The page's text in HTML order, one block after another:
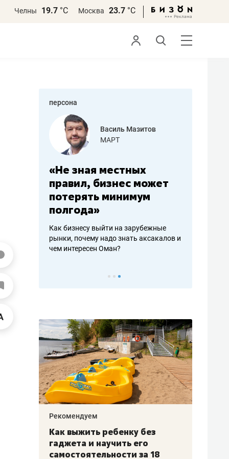
Челны 19.7 °С Москва 23.7 °С
персона
Василь Мазитов
МАРТ
«Не зная местных
правил, бизнес может
потерять минимум
полгода»
Как бизнесу выйти на зарубежные
рынки, почему надо знать аксакалов и
чем интересен Оман?
Рекомендуем
Как выжить ребенку без
гаджета и научить его
самостоятельности за 18